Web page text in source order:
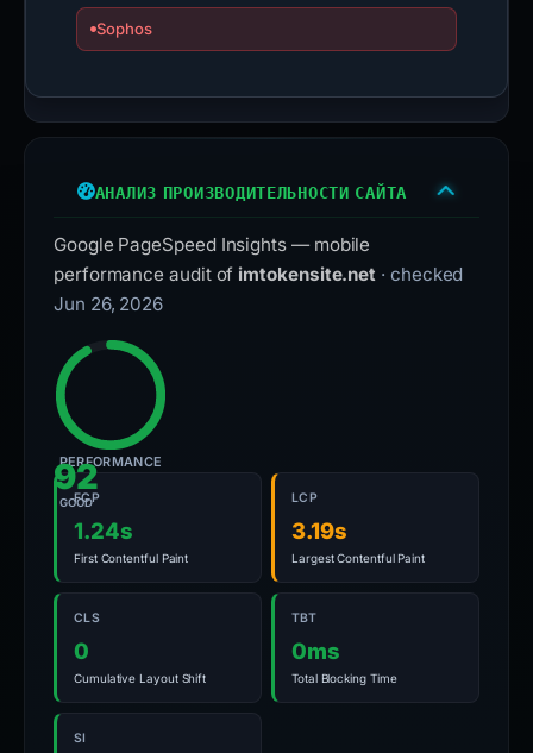
Sophos
АНАЛИЗ ПРОИЗВОДИТЕЛЬНОСТИ САЙТА
Google PageSpeed Insights — mobile
performance audit of imtokensite.net · checked
Jun 26, 2026
92
GOOD
PERFORMANCE
FCP
1.24s
First Contentful Paint
LCP
3.19s
Largest Contentful Paint
CLS
0
Cumulative Layout Shift
TBT
0ms
Total Blocking Time
SI